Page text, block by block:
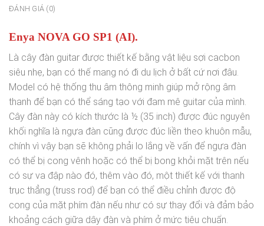
ĐÁNH GIÁ (0)
Enya NOVA GO SP1 (AI).
Là cây đàn guitar được thiết kế bằng vật liệu sợi cacbon
siêu nhẹ, bạn có thế mang nó đi du lịch ở bất cứ nơi đâu.
Model có hệ thống thu âm thông minh giúp mở rộng âm
thanh để bạn có thể sáng tạo với đam mê guitar của mình.
Cây đàn này có kích thước là ½ (35 inch) được đúc nguyên
khối nghĩa là ngựa đàn cũng được đúc liền theo khuôn mẫu,
chính vì vậy bạn sẽ không phải lo lắng về vấn để ngựa đàn
có thể bị cong vênh hoặc có thể bị bong khỏi mặt trên nếu
có sự va đập nào đó, thêm vào đó, một thiết kế với thanh
trục thẳng (truss rod) để bạn có thể điều chỉnh được độ
cong của mặt phím đàn nếu như có sự thay đổi và đảm bảo
khoảng cách giữa dây đàn và phím ở mức tiêu chuẩn.